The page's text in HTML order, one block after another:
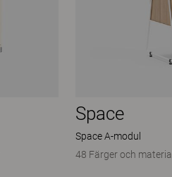
Space
Space A-modul
48 Färger och material